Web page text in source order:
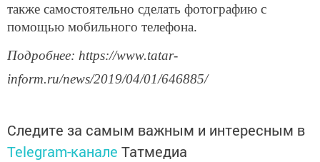
также самостоятельно сделать фотографию с
помощью мобильного телефона.
Подробнее: https://www.tatar-
inform.ru/news/2019/04/01/646885/
Следите за самым важным и интересным в
Telegram-канале Татмедиа